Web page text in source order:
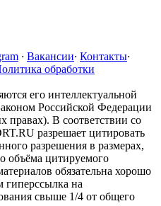
· Вакансии· Контакты·
обработки
его интеллектуальной
Российской Федерации
правах). В соответствии со
разрешает цитировать
разрешения в размерах,
объёма цитируемого
обязательна хорошо
гиперссылка на
свыше 1/4 от общего